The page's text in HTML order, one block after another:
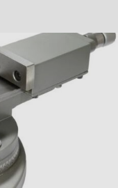
mit Drehteller